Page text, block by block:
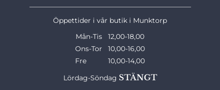
Öppettider i vår butik i Munktorp
Mån-Tis 12,00-18,00
Ons-Tor 10,00-16,00
Fre 10,00-14,00
Lördag-Söndag STÄNGT